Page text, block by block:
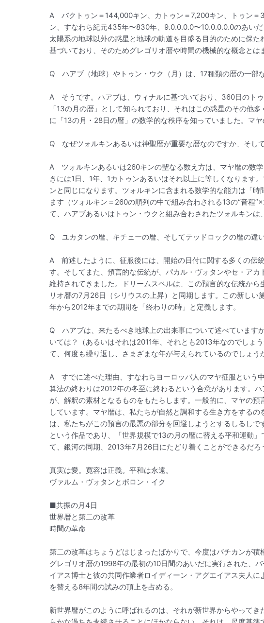
A バクトゥン＝144,000キン、カトゥン＝7,200キン、トゥン＝
ン、すなわち紀元435年〜830年、9.0.0.0.0〜10.0.0.0.0のあい
太陽系の地球以外の惑星と地球の軌道を目盛る目的のために保
基づいており、そのためグレゴリオ暦や時間の機械的な概念とは
Q ハアブ（地球）やトゥン・ウク（月）は、17種類の暦の一部
A そうです。ハアブは、ウィナルに基づいており、360日のト
「13の月の暦」として知られており、それはこの惑星のその他
に「13の月・28日の暦」の数学的な秩序を知っていました。マ
Q なぜツォルキンあるいは神聖暦が重要な暦なのですか、そし
A ツォルキンあるいは260キンの聖なる数え方は、マヤ暦の数
きには1日、1年、1カトゥンあるいはそれ以上に等しくなります
ンと同じになります。ツォルキンに含まれる数学的な能力は「
ます（ツォルキン＝260の順列の中で組み合わされる13の“音程
て、ハアブあるいはトゥン・ウクと組み合わされたツォルキンは
Q ユカタンの暦、キチェーの暦、そしてテッドロックの暦の違
A 前述したように、征服後には、開始の日付に関する多くの伝
す。そしてまた、預言的な伝統が、パカル・ヴォタンやセ・ア
維持されてきました。ドリームスペルは、この預言的な伝統か
リオ暦の7月26日（シリウスの上昇）と同期します。この新し
年から2012年までの期間を「終わりの時」と定義します。
Q ハアブは、来たるべき地球上の出来事について述べています
いては？（あるいはそれは2011年、それとも2013年なのでしょ
て、何度も繰り返し、さまざまな年が与えられているのでしょう
A すでに述べた理由、すなわちヨーロッパ人のマヤ征服という
算法の終わりは2012年の冬至に終わるという合意があります。
が、解釈の素材となるものをもたらします。一般的に、マヤの
しています。マヤ暦は、私たちが自然と調和する生き方をする
は、私たちがこの預言の最悪の部分を回避しようとするしるし
という作品であり、「世界規模で13の月の暦に替える平和運動
て、銀河の同期、2013年7月26日にたどり着くことができるだろ
真実は愛。寛容は正義。平和は永遠。
ヴァルム・ヴォタンとボロン・イク
■共振の月4日
世界暦と第二の改革
時間の革命
第二の改革はちょうどはじまったばかりで、今度はバチカンが
グレゴリオ暦の1998年の最初の10日間のあいだに実行された、
イアス博士と彼の共同作業者ロイディーン・アグエイアス夫人
を替える8年間の試みの頂上を占める。
新世界暦がこのように呼ばれるのは、それが新世界からやって